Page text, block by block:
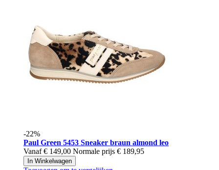
-22%
Paul Green 5453 Sneaker braun almond leo
Vanaf € 149,00 Normale prijs € 189,95
In Winkelwagen